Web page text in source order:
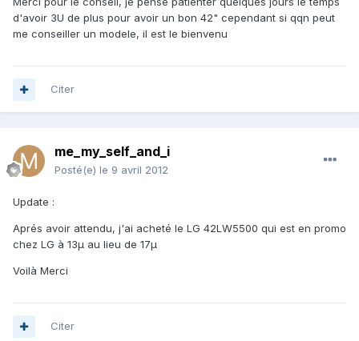
d'avoir 3U de plus pour avoir un bon 42" cependant si qqn peut
me conseiller un modele, il est le bienvenu
Citer
me_my_self_and_i
Posté(e) le 9 avril 2012
Update :
Aprés avoir attendu, j'ai acheté le LG 42LW5500 qui est en promo
chez LG à 13µ au lieu de 17µ
Voilà Merci
Citer